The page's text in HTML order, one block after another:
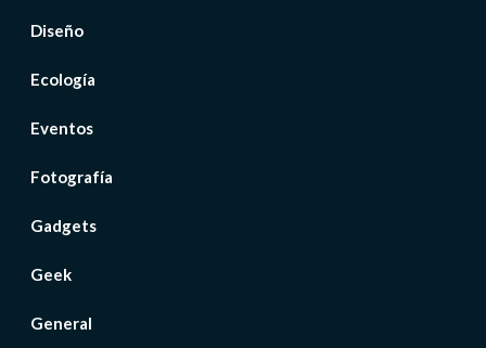
Diseño
Ecología
Eventos
Fotografía
Gadgets
Geek
General